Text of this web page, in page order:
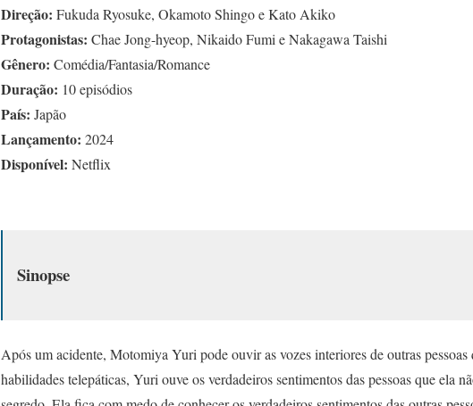
Direção: Fukuda Ryosuke, Okamoto Shingo e Kato Akiko
Protagonistas: Chae Jong-hyeop, Nikaido Fumi e Nakagawa Taishi
Gênero: Comédia/Fantasia/Romance
Duração: 10 episódios
País: Japão
Lançamento: 2024
Disponível: Netflix
Sinopse
Após um acidente, Motomiya Yuri pode ouvir as vozes interiores de outras
habilidades telepáticas, Yuri ouve os verdadeiros sentimentos das pessoas que ela